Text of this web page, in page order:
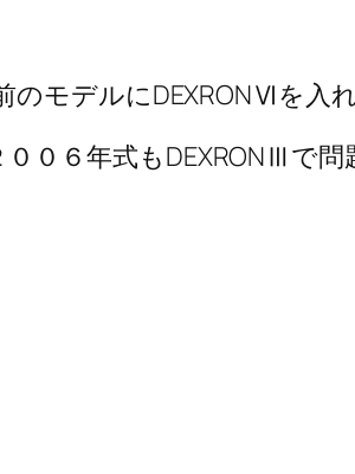
モデルにDEXRONⅥを入
０６年式もDEXRONⅢで問